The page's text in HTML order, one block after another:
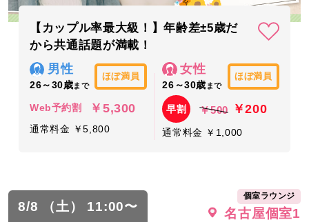
【カップル率最大級！】年齢差±5歳だ
から共通話題が満載！
男性
26～30歳まで
ほぼ満員
Web予約割 ￥5,300
通常料金 ￥5,800
女性
26～30歳 まで
ほぼ満員
早割 ￥500 ￥200
通常料金 ￥1,000
8/8 （土） 11:00〜
個室ラウンジ
名古屋個室1